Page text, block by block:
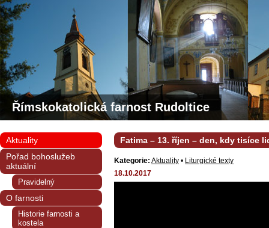
Římskokatolická farnost Rudoltice
Fatima – 13. říjen – den, kdy tisíce
Kategorie: Aktuality • Liturgické texty
18.10.2017
Aktuality
Pořad bohoslužeb
aktuální
Pravidelný
O farnosti
Historie farnosti a
kostela